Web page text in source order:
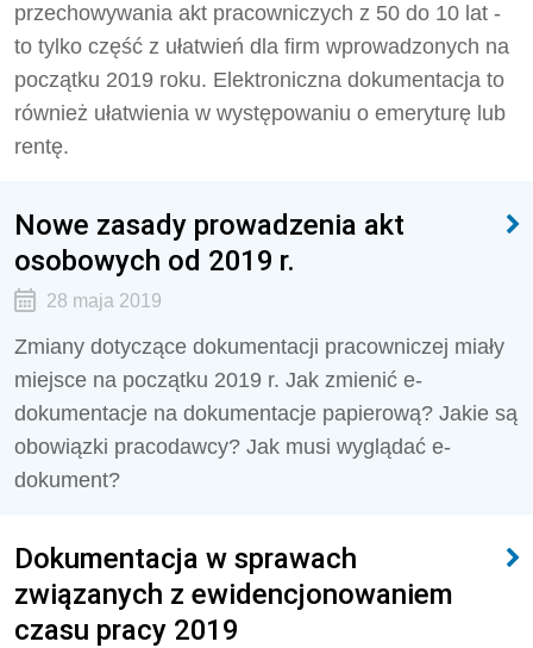
przechowywania akt pracowniczych z 50 do 10 lat -
to tylko część z ułatwień dla firm wprowadzonych na
początku 2019 roku. Elektroniczna dokumentacja to
również ułatwienia w występowaniu o emeryturę lub
rentę.
Nowe zasady prowadzenia akt
osobowych od 2019 r.
28 maja 2019
Zmiany dotyczące dokumentacji pracowniczej miały
miejsce na początku 2019 r. Jak zmienić e-
dokumentacje na dokumentacje papierową? Jakie są
obowiązki pracodawcy? Jak musi wyglądać e-
dokument?
Dokumentacja w sprawach
związanych z ewidencjonowaniem
czasu pracy 2019